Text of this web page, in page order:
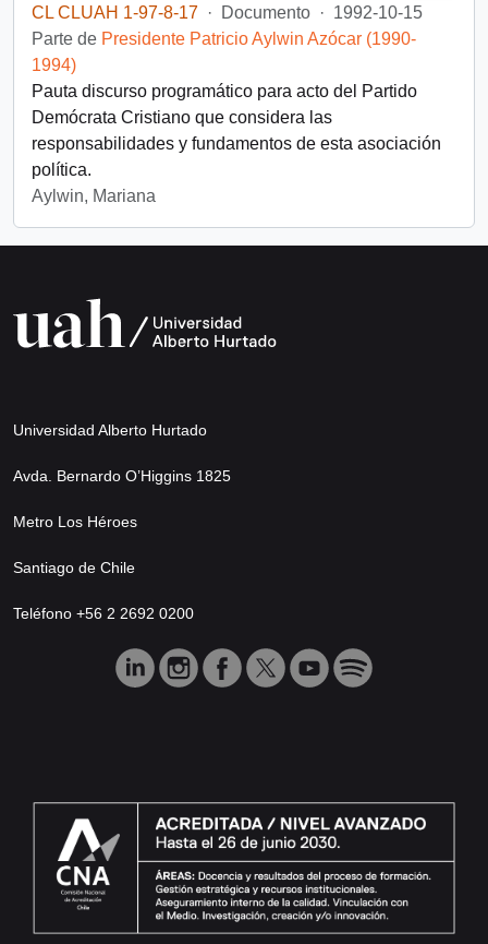
CL CLUAH 1-97-8-17 · Documento · 1992-10-15
Parte de Presidente Patricio Aylwin Azócar (1990-
1994)
Pauta discurso programático para acto del Partido
Demócrata Cristiano que considera las
responsabilidades y fundamentos de esta asociación
política.
Aylwin, Mariana
Universidad Alberto Hurtado
Avda. Bernardo O’Higgins 1825
Metro Los Héroes
Santiago de Chile
Teléfono +56 2 2692 0200